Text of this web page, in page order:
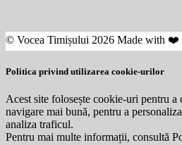
© Vocea Timișului 2026 Made with ❤️
Politica privind utilizarea cookie-urilor
Acest site folosește cookie-uri pentru a
navigare mai bună, pentru a
analiza traficul.
Pentru mai multe informații, consultă